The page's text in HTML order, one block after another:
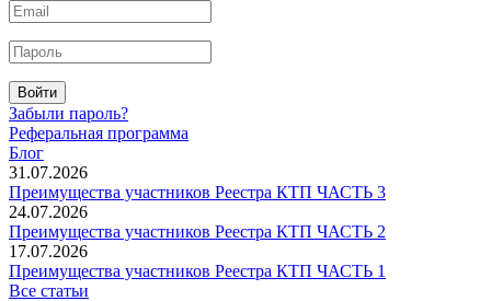
Войти
Забыли пароль?
Реферальная программа
Блог
31.07.2026
Преимущества участников Реестра КТП ЧАСТЬ 3
24.07.2026
Преимущества участников Реестра КТП ЧАСТЬ 2
17.07.2026
Преимущества участников Реестра КТП ЧАСТЬ 1
Все статьи